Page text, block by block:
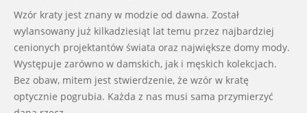
Wzór kraty jest znany w modzie od dawna. Został
wylansowany już kilkadziesiąt lat temu przez najbardziej
cenionych projektantów świata oraz największe domy mody.
Występuje zarówno w damskich, jak i męskich kolekcjach.
Bez obaw, mitem jest stwierdzenie, że wzór w kratę
optycznie pogrubia. Każda z nas musi sama przymierzyć